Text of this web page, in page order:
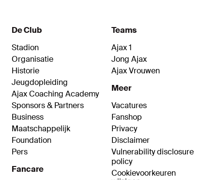
De Club
Stadion
Organisatie
Historie
Jeugdopleiding
Ajax Coaching Academy
Sponsors & Partners
Business
Maatschappelijk
Foundation
Pers
Fancare
Teams
Ajax 1
Jong Ajax
Ajax Vrouwen
Meer
Vacatures
Fanshop
Privacy
Disclaimer
Vulnerability disclosure
policy
Cookievoorkeuren